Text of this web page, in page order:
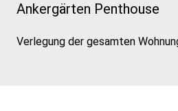
Ankergärten Penthouse
Verlegung der gesamten